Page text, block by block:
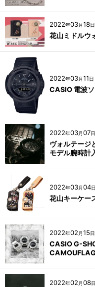
2022年03月18日
花山ミドルウ
2022年03月11日
CASIO 電波
2022年03月07日
ヴォルテージ
モデル腕時計
2022年03月04日
花山キーケー
2022年02 月15日
CASIO G-
2022年02 月08日